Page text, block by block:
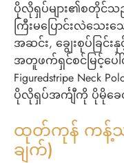
ပိုလိုရှပ်များ၏စတိုင်
ကြီးမပြောင်းလဲသေ
အဆင်း, ချွေးစုပ်ခြင်းနှ
အတူဖက်ရှင်စင်မြင့်ပေ
Figuredstripe
ပိုလိုရှပ်အင်္ကျီကို ပိုမိုခ
ထုတ်ကုန် ကန့်
ချက်)